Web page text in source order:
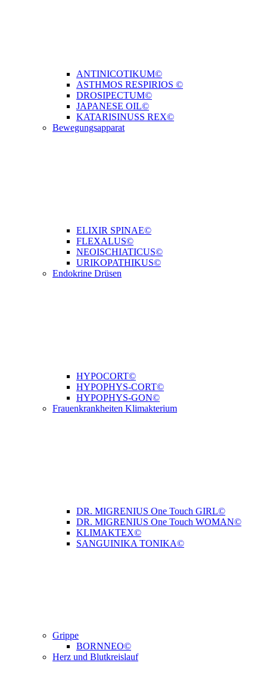
ANTINICOTIKUM©
ASTHMOS RESPIRIOS ©
DROSIPECTUM©
JAPANESE OIL©
KATARISINUSS REX©
Bewegungsapparat
ELIXIR SPINAE©
FLEXALUS©
NEOISCHIATICUS©
URIKOPATHIKUS©
Endokrine Drüsen
HYPOCORT©
HYPOPHYS-CORT©
HYPOPHYS-GON©
Frauenkrankheiten Klimakterium
DR. MIGRENIUS One Touch GIRL©
DR. MIGRENIUS One Touch WOMAN©
KLIMAKTEX©
SANGUINIKA TONIKA©
Grippe
BORNNEO©
Herz und Blutkreislauf